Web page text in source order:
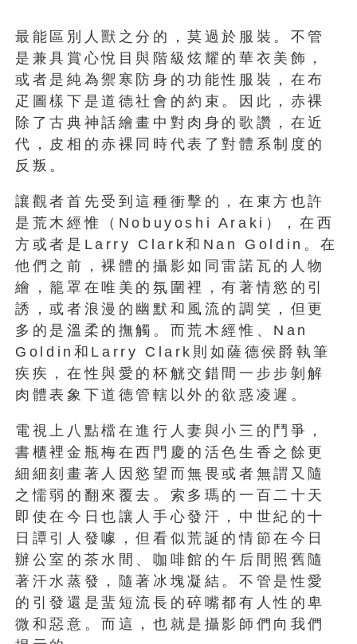
最能區別人獸之分的，莫過於服裝。不管
是兼具賞心悅目與階級炫耀的華衣美飾，
或者是純為禦寒防身的功能性服裝，在布
疋圖樣下是道德社會的約束。因此，赤裸
除了古典神話繪畫中對肉身的歌讚，在近
代，皮相的赤裸同時代表了對體系制度的
反叛。
讓觀者首先受到這種衝擊的，在東方也許
是荒木經惟（Nobuyoshi Araki），在西
方或者是Larry Clark和Nan Goldin。在
他們之前，裸體的攝影如同雷諾瓦的人物
繪，籠罩在唯美的氛圍裡，有著情慾的引
誘，或者浪漫的幽默和風流的調笑，但更
多的是溫柔的撫觸。而荒木經惟、Nan
Goldin和Larry Clark則如薩德侯爵執筆
疾疾，在性與愛的杯觥交錯間一步步剝解
肉體表象下道德管轄以外的欲惑凌遲。
電視上八點檔在進行人妻與小三的鬥爭，
書櫃裡金瓶梅在西門慶的活色生香之餘更
細細刻畫著人因慾望而無畏或者無謂又隨
之懦弱的翻來覆去。索多瑪的一百二十天
即使在今日也讓人手心發汗，中世紀的十
日譚引人發噱，但看似荒誕的情節在今日
辦公室的茶水間、咖啡館的午后間照舊隨
著汗水蒸發，隨著冰塊凝結。不管是性愛
的引發還是蜚短流長的碎嘴都有人性的卑
微和惡意。而這，也就是攝影師們向我們